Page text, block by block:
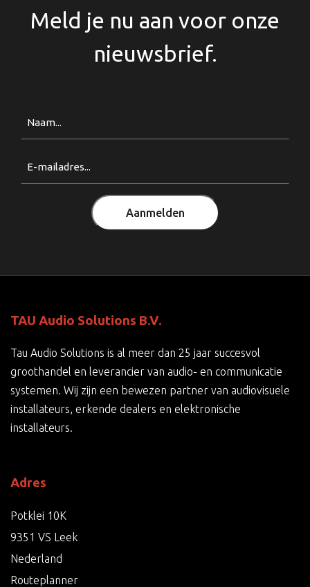
Meld je nu aan voor onze
nieuwsbrief.
Aanmelden
TAU Audio Solutions B.V.
Tau Audio Solutions is al meer dan 25 jaar succesvol
groothandel en leverancier van audio- en communicatie
systemen. Wij zijn een bewezen partner van audiovisuele
installateurs, erkende dealers en elektronische
installateurs.
Adres
Potklei 10K
9351 VS Leek
Nederland
Routeplanner